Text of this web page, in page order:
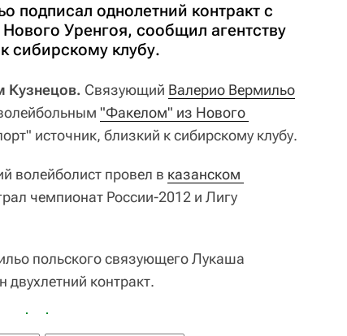
однолетний контракт с
Уренгоя, сообщил агентству
сибирскому клубу.
Кузнецов. Связующий Валерио Вермильо
"Факелом" из Нового
источник, близкий к сибирскому клубу.
волейболист провел в казанском
чемпионат России-2012 и Лигу
польского связующего Лукаша
контракт.